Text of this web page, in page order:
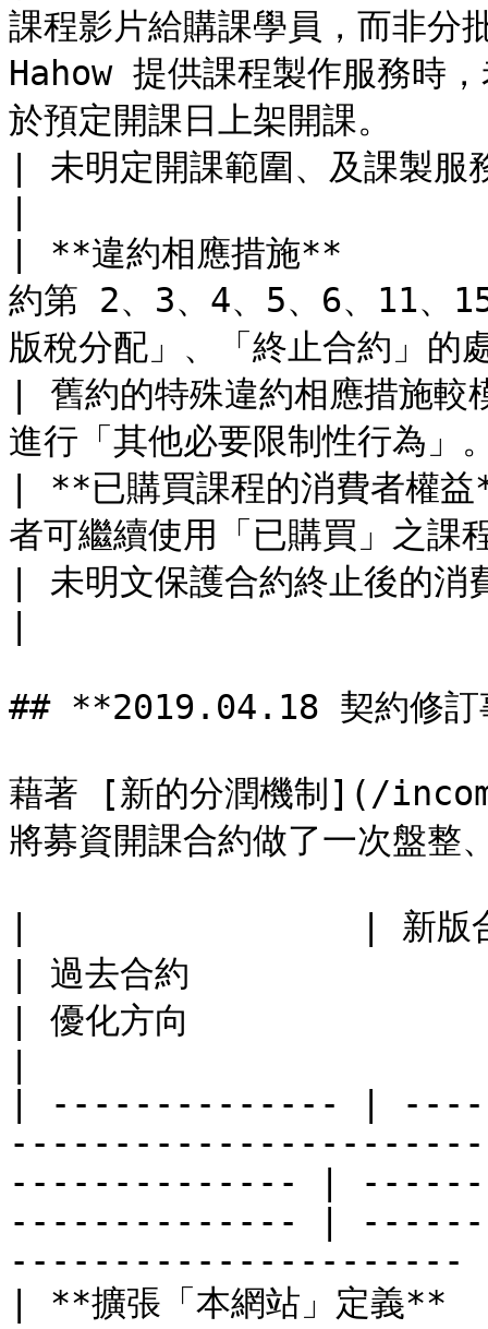
課程影片給購課學員，而非分
Hahow 提供課程製作服務時
於預定開課日上架開課。
| 未明定開課範圍、及課製服
| **違約相應措施**
約第 2、3、4、5、6、11、
版稅分配」、「終止合約」的
| 舊約的特殊違約相應措施較
進行「其他必要限制性行
| **已購買課程的消費者權
者可繼續使用「已購買」之課
| 未明文保護合約終止後的消
## **2019.04.18 契約修訂
藉著 [新的分潤機制](/
將募資開課合約做了一次盤整
|                | 新版
| 過去合約
| 優化方向
| -------------- |
-------------- |
-------------- |
----------------------
| **擴張「本網站」定義**